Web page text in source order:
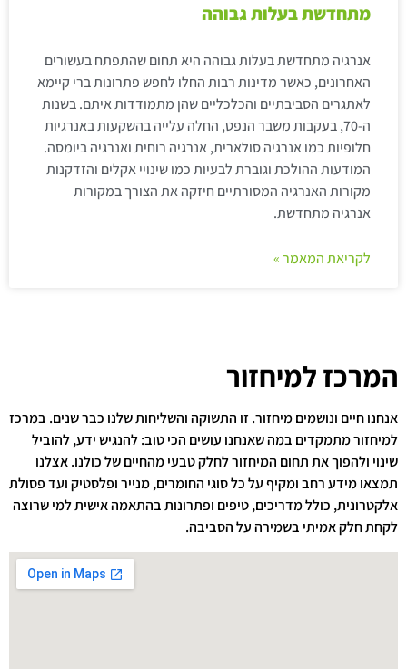
מתחדשת בעלות גבוהה
אנרגיה מתחדשת בעלות גבוהה היא תחום שהתפתח בעשורים
האחרונים, כאשר מדינות רבות החלו לחפש פתרונות ברי קיימא
לאתגרים הסביבתיים והכלכליים שהן מתמודדות איתם. בשנות
ה-70, בעקבות משבר הנפט, החלה עלייה בהשקעות באנרגיות
חלופיות כמו אנרגיה סולארית, אנרגיה רוחית ואנרגיה ביומסה.
המודעות ההולכת וגוברת לבעיות כמו שינויי אקלים והזדקנות
מקורות האנרגיה המסורתיים חיזקה את הצורך במקורות
אנרגיה מתחדשת.
לקריאת המאמר »
המרכז למיחזור
אנחנו חיים ונושמים מיחזור. זו התשוקה והשליחות שלנו כבר שנים. במרכז
למיחזור מתמקדים במה שאנחנו עושים הכי טוב: להנגיש ידע, להוביל
שינוי ולהפוך את תחום המיחזור לחלק טבעי מהחיים של כולנו. אצלנו
תמצאו מידע רחב ומקיף על כל סוגי החומרים, מנייר ופלסטיק ועד פסולת
אלקטרונית, כולל מדריכים, טיפים ופתרונות בהתאמה אישית למי שרוצה
לקחת חלק אמיתי בשמירה על הסביבה.